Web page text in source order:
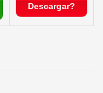
Descargar?